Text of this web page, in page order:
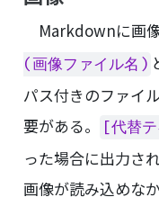
Markdownに画
(画像ファイル名)
パス付きのファイ
要がある。
[代替
った場合に出力さ
画像が読み込めな